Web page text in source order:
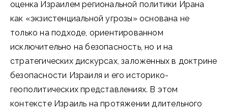
оценка Израилем региональной политики Ирана
как «экзистенциальной угрозы» основана не
только на подходе, ориентированном
исключительно на безопасность, но и на
стратегических дискурсах, заложенных в доктрине
безопасности Израиля и его историко-
геополитических представлениях. В этом
контексте Израиль на протяжении длительного